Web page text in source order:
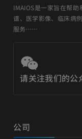
IMAIOS是一家旨在帮
谱、医学影像、临床病
服务……
请关注我们的公
公司